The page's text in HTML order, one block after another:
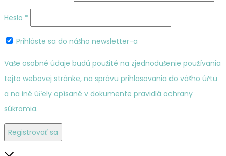
Heslo *
Prihláste sa do nášho newsletter-a
Vaše osobné údaje budú použité na zjednodušenie používania
tejto webovej stránke, na správu prihlasovania do vášho účtu
a na iné účely opísané v dokumente pravidlá ochrany
súkromia.
Registrovať sa